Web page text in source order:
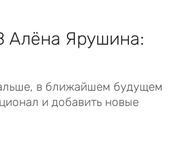
Алёна Ярушина:
в ближайшем будущем
и добавить новые